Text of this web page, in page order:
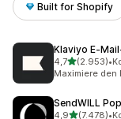
Built for Shopify
Klaviyo
4,7von 5(2.953)
2953 •
Maximiere den
SendWILL
4,9von 5(7.478)•